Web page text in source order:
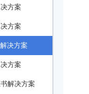
方案
方案
决方案
方案
解决方案